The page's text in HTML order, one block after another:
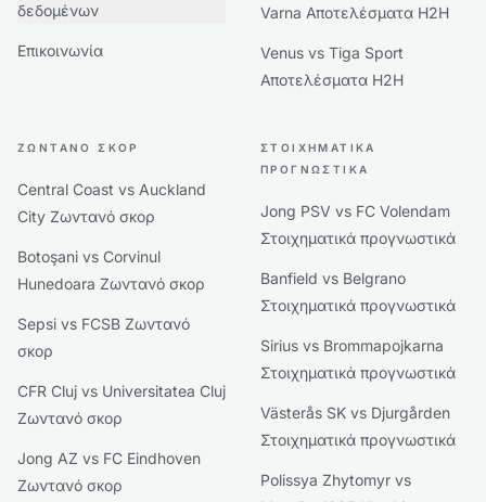
δεδομένων
Επικοινωνία
Varna Αποτελέσματα H2H
Venus vs Tiga Sport
Αποτελέσματα H2H
ΖΩΝΤΑΝΌ ΣΚΟΡ
Central Coast vs Auckland
City Ζωντανό σκορ
Botoşani vs Corvinul
Hunedoara Ζωντανό σκορ
Sepsi vs FCSB Ζωντανό
σκορ
CFR Cluj vs Universitatea Cluj
Ζωντανό σκορ
Jong AZ vs FC Eindhoven
Ζωντανό σκορ
ΣΤΟΙΧΗΜΑΤΙΚΆ
ΠΡΟΓΝΩΣΤΙΚΆ
Jong PSV vs FC Volendam
Στοιχηματικά προγνωστικά
Banfield vs Belgrano
Στοιχηματικά προγνωστικά
Sirius vs Brommapojkarna
Στοιχηματικά προγνωστικά
Västerås SK vs Djurgården
Στοιχηματικά προγνωστικά
Polissya Zhytomyr vs